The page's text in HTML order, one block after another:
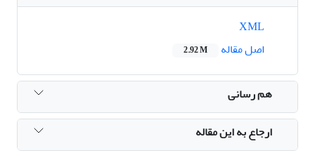
اصل مقاله
2.92 M
هم رسانی
ارجاع به این مقاله